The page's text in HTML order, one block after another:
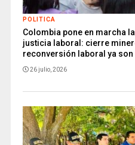
POLITICA
Colombia pone en marcha
justicia laboral: cierre
reconversión laboral ya
26 julio, 2026